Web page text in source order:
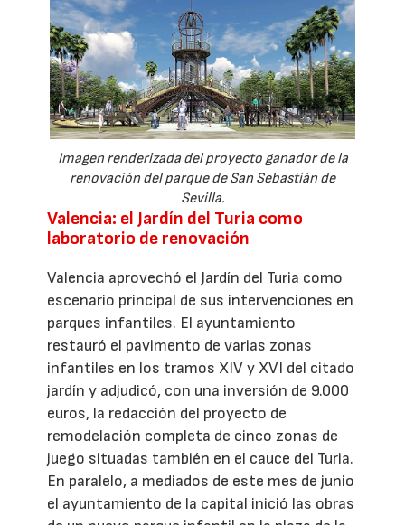
Imagen renderizada del proyecto ganador de la
renovación del parque de San Sebastián de
Sevilla.
Valencia: el Jardín del Turia como
laboratorio de renovación
Valencia aprovechó el Jardín del Turia como
escenario principal de sus intervenciones en
parques infantiles. El ayuntamiento
restauró el pavimento de varias zonas
infantiles en los tramos XIV y XVI del citado
jardín y adjudicó, con una inversión de 9.000
euros, la redacción del proyecto de
remodelación completa de cinco zonas de
juego situadas también en el cauce del Turia.
En paralelo, a mediados de este mes de junio
el ayuntamiento de la capital inició las obras